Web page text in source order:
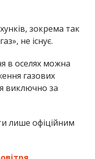
зокрема так
не існує.
в оселях можна
газових
виключно за
лише офіційним